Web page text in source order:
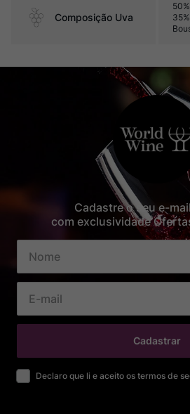
Composição Uva
Cadastre o seu e-
com exclusividade
Cadastrar
Declaro que li e aceito os termos de